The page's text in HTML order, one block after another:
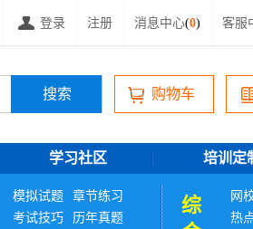
登录 注册 消息中心(0) 客服
购物车
学习社区 培训定
模拟试题
章节练习
考试技巧
历年真题
综
网
热